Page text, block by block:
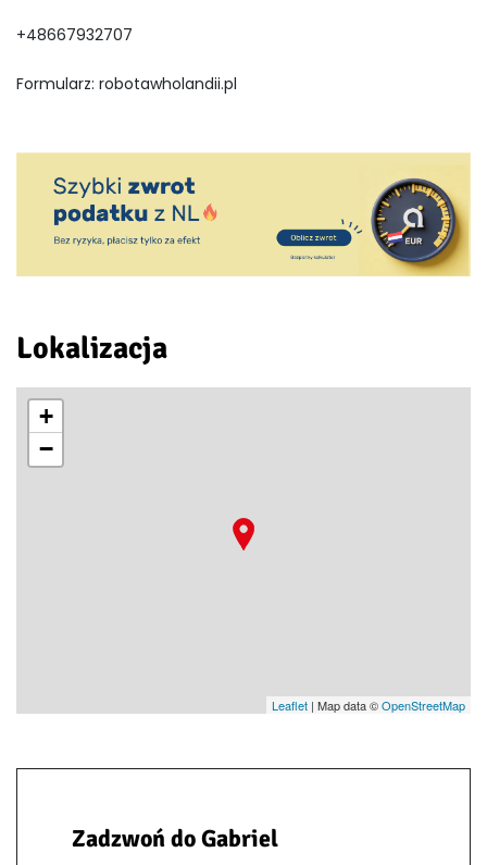
+48667932707
Formularz: robotawholandii.pl
Lokalizacja
+
−
Leaflet | Map data ©OpenStreetMap
Zadzwoń do Gabriel